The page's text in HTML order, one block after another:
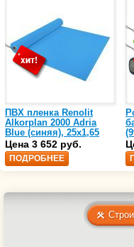
ПВХ пленка Renolit
Alkorplan 2000 Adria
Blue (синяя), 25х1,65
(35216203)
Цена 3 652 руб.
ПОДРОБНЕЕ